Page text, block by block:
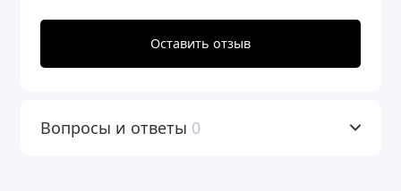
Комплект коттеджной системы Barrier
Ace Ultra R 1,2 с защитой от конденсата
стадии предфильтрации (защищая
Оставить отзыв
Вопросы и ответы 0